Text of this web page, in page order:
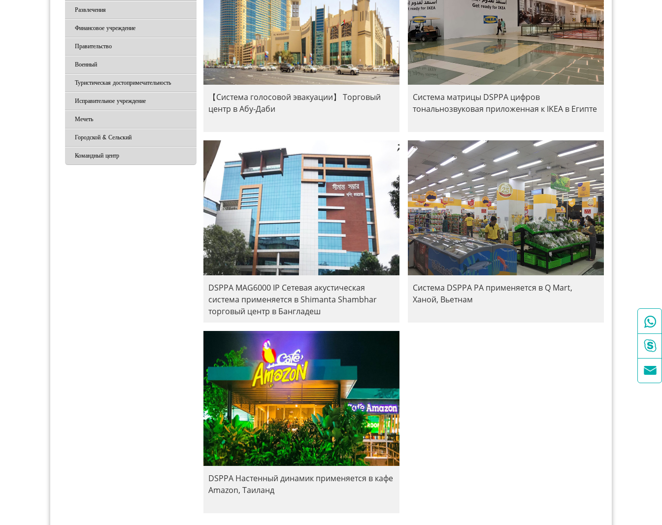
Развлечения
Финансовое учреждение
Правительство
Военный
Туристическая достопримечательность
Исправительное учреждение
Мечеть
Городской & Сельский
Командный центр
【Система голосовой эвакуации】 Торговый
центр в Абу-Даби
Система матрицы DSPPA цифров
тональнозвуковая приложенная к IKEA в Египте
DSPPA MAG6000 IP Сетевая акустическая
система применяется в Shimanta Shambhar
торговый центр в Бангладеш
Система DSPPA PA применяется в Q Mart,
Ханой, Вьетнам
DSPPA Настенный динамик применяется в кафе
Amazon, Таиланд


